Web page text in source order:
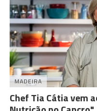
MADEIRA
Chef Tia Cátia vem